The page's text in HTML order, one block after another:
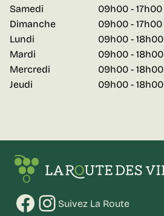
Samedi
09h00 - 17h00
Dimanche
09h00 - 17h00
Lundi
09h00 - 18h00
Mardi
09h00 - 18h00
Mercredi
09h00 - 18h00
Jeudi
09h00 - 18h00
Facebook
Instagram
Suivez La Route